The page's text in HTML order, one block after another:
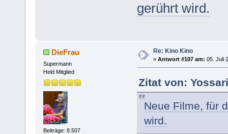
gerührt wird.
DieFrau
Supermann
Held Mitglied
Beiträge: 8.507
Re: Kino Kino
« Antwort #107 am: 05. Juli
Zitat von:
Neue Filme, für
wird.